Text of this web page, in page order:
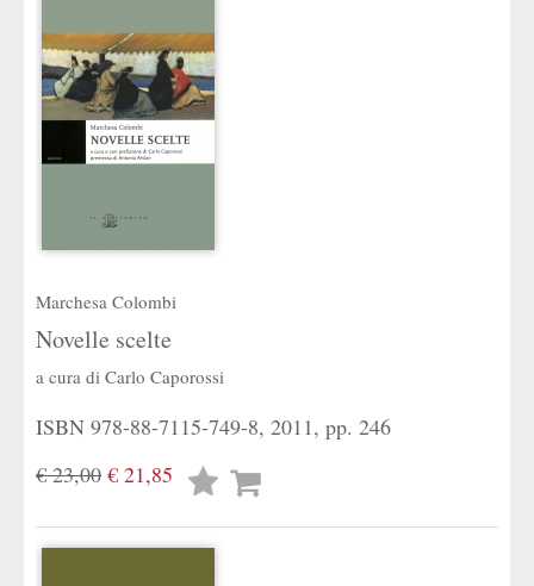
Marchesa Colombi
Novelle scelte
a cura di Carlo Caporossi
ISBN 978-88-7115-749-8, 2011, pp. 246
€ 23,00 € 21,85
Lista